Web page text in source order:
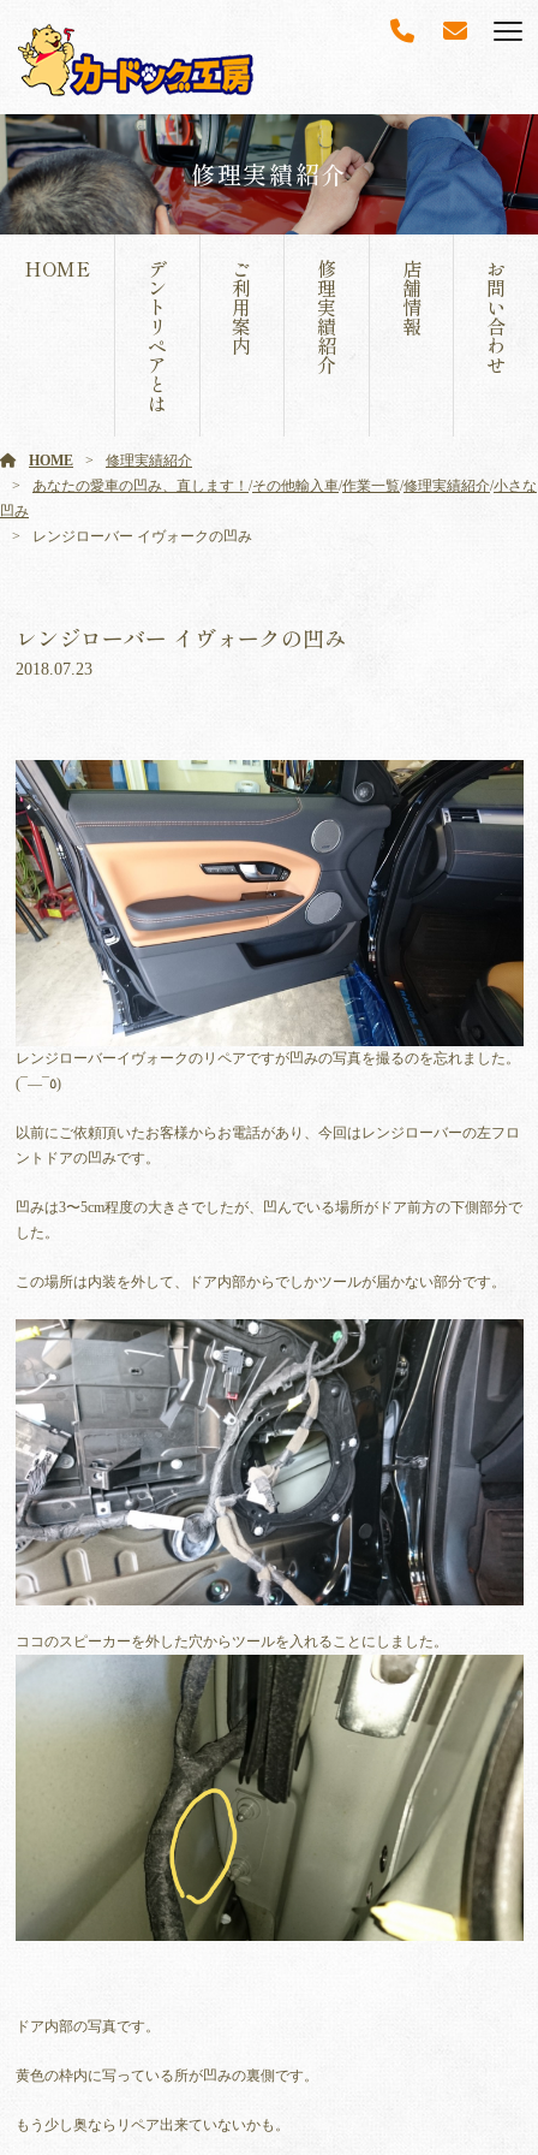
修理実績紹介
HOME デ
ン
ト
リ
ペ
ア
と
は
ご
利
用
案
内
修
理
実
績
紹
介
店
舗
情
報
お
問
い
合
わ
せ
HOME
修理実績紹介
あなたの愛車の凹み、直します！ /その他輸入車/作業一覧/修理実績紹介/小さな
凹み
レンジローバー イヴォークの凹み
レンジローバー イヴォークの凹み
2018.07.23
レンジローバーイヴォークのリペアですが凹みの写真を撮るのを忘れました。
(¯―¯٥)
以前にご依頼頂いたお客様からお電話があり、今回はレンジローバーの左フロ
ントドアの凹みです。
凹みは3〜5cm程度の大きさでしたが、凹んでいる場所がドア前方の下側部分で
した。
この場所は内装を外して、ドア内部からでしかツールが届かない部分です。
ココのスピーカーを外した穴からツールを入れることにしました。
ドア内部の写真です。
黄色の枠内に写っている所が凹みの裏側です。
もう少し奥ならリペア出来ていないかも。